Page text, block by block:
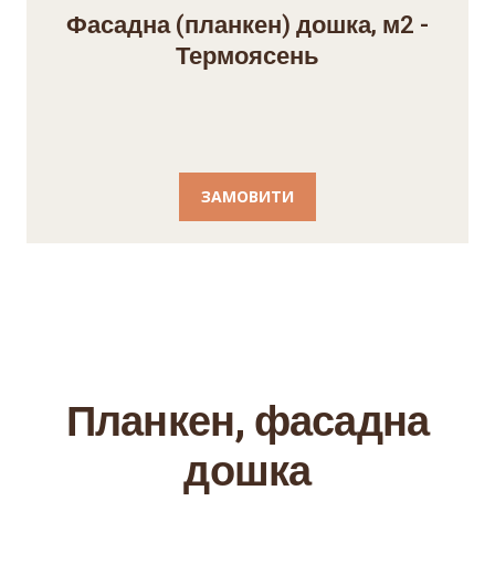
Фасадна (планкен) дошка, м2 -
Термоясень
ЗАМОВИТИ
Планкен, фасадна
дошка